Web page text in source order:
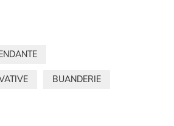
BUANDERIE